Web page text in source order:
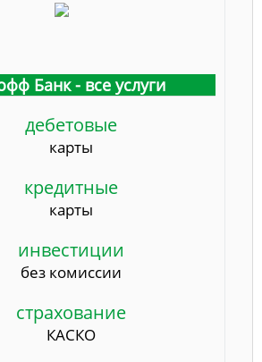
Банк - все услуги
дебетовые
карты
кредитные
карты
инвестиции
без комиссии
страхование
КАСКО